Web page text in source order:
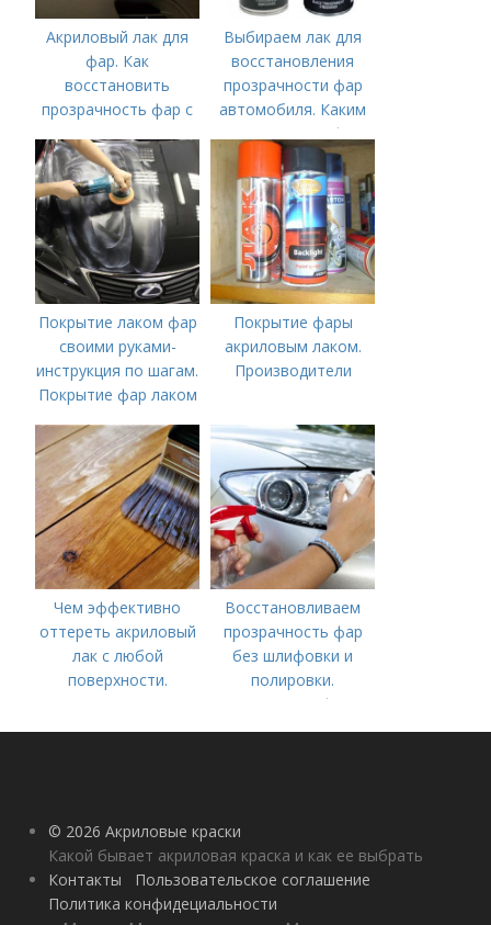
Акриловый лак для
фар. Как
восстановить
прозрачность фар с
Выбираем лак для
восстановления
прозрачности фар
автомобиля. Каким
лаком покрыть фары
после полировки
Покрытие лаком фар
своими руками-
инструкция по шагам.
Покрытие фар лаком
Покрытие фары
акриловым лаком.
Производители
Чем эффективно
оттереть акриловый
лак с любой
поверхности.
нанесение лакового
Восстановливаем
прозрачность фар
без шлифовки и
полировки.
Полировка фар
мелкообразивной
© 2026 Акриловые краски
Какой бывает акриловая краска и как ее выбрать
Контакты
Пользовательское соглашение
Политика конфидециальности